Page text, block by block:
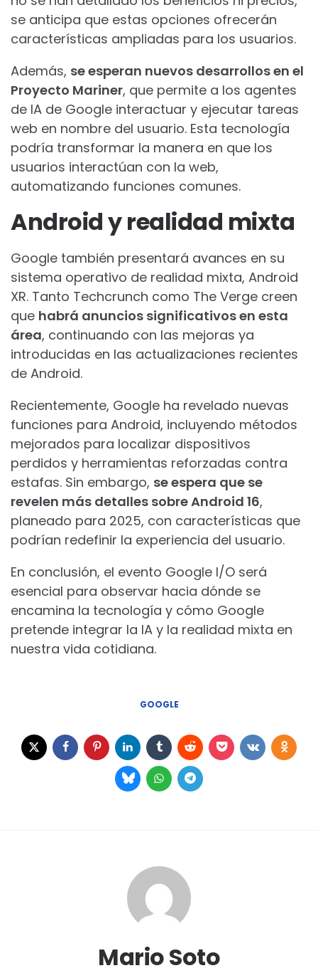
se anticipa que estas opciones ofrecerán
características ampliadas para los usuarios.
Además, se esperan nuevos desarrollos en el
Proyecto Mariner, que permite a los agentes
de IA de Google interactuar y ejecutar tareas
web en nombre del usuario. Esta tecnología
podría transformar la manera en que los
usuarios interactúan con la web,
automatizando funciones comunes.
Android y realidad mixta
Google también presentará avances en su
sistema operativo de realidad mixta, Android
XR. Tanto Techcrunch como The Verge creen
que habrá anuncios significativos en esta
área, continuando con las mejoras ya
introducidas en las actualizaciones recientes
de Android.
Recientemente, Google ha revelado nuevas
funciones para Android, incluyendo métodos
mejorados para localizar dispositivos
perdidos y herramientas reforzadas contra
estafas. Sin embargo, se espera que se
revelen más detalles sobre Android 16,
planeado para 2025, con características que
podrían redefinir la experiencia del usuario.
En conclusión, el evento Google I/O será
esencial para observar hacia dónde se
encamina la tecnología y cómo Google
pretende integrar la IA y la realidad mixta en
nuestra vida cotidiana.
GOOGLE
Mario Soto